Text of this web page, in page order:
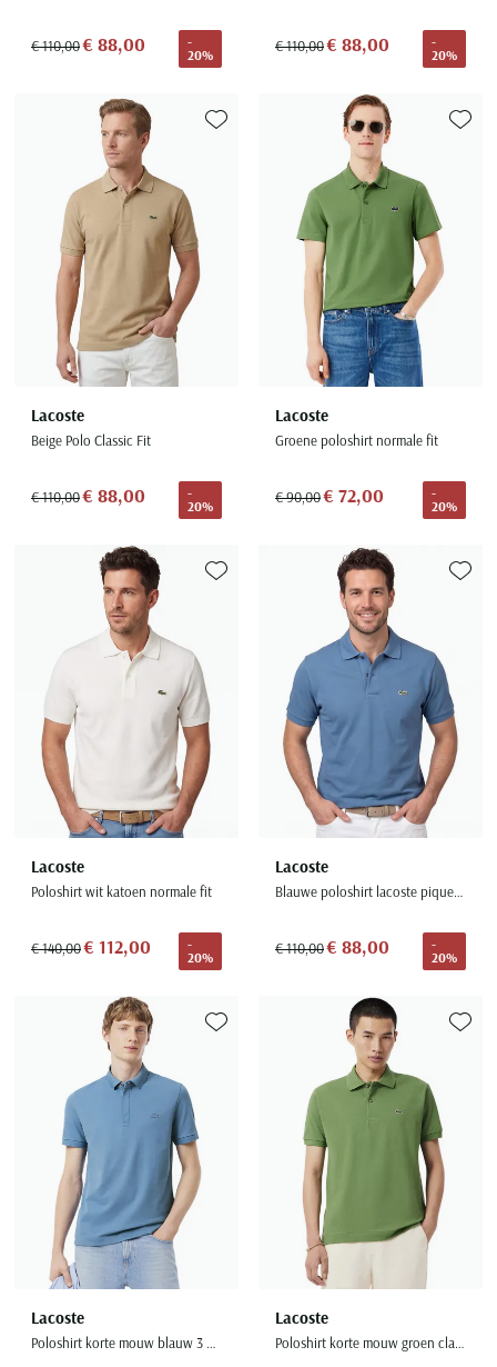
€ 110,00€ 88,00
-
20%
€ 110,00€ 88,00
-
20%
Lacoste
Beige Polo Classic Fit
€ 110,00€ 88,00
-
20%
Toevoegen aan favorieten
Lacoste
Groene poloshirt normale fit
€ 90,00€ 72,00
-
20%
Lacoste
Poloshirt wit katoen normale fit
€ 140,00€ 112,00
-
20%
Toevoegen aan favorieten
Lacoste
Blauwe poloshirt lacoste pique classic fit
€ 110,00€ 88,00
-
20%
Lacoste
Poloshirt korte mouw blauw 3 knoops
Toevoegen aan favorieten
Lacoste
Poloshirt korte mouw groen classic fit 2 knoops